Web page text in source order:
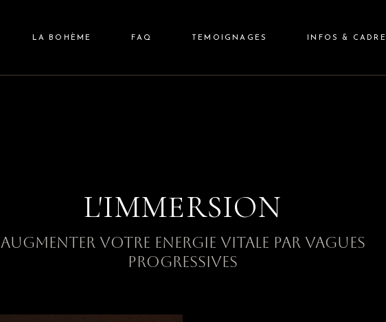
LA BOHÈME FAQ TEMOIGNAGES INFOS & CADRE
L'IMMERSION
AUGMENTER VOTRE ENERGIE VITALE PAR VAGUES
PROGRESSIVES